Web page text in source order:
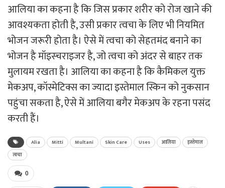
आलिया का कहना है कि जिस प्रकार शरीर को रोज खाने की
आवश्यकता होती है, उसी प्रकार त्वचा के लिए भी नियमित
भोजन जरूरी होता है। ऐसे में त्वचा को सेहतमंद बनाने का
भोजन है मॉइस्चराइजर है, जो त्वचा को अंदर से बाहर तक
मुलायम रखता है। आलिया का कहना है कि कैमिकल युक्त
मेकअप, कॉस्मेटिक्स का ज्यादा इस्तेमाल स्किन को नुकसान
पहुंचा सकता है, ऐसे में आलिया बगैर मेकअप के रहना पसंद
करती हैं।
Alia Mitti Multani Skin Care Uses आलिया
इस्तेमाल
त्वचा
0